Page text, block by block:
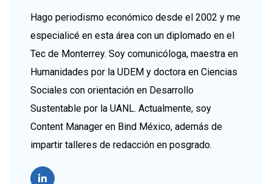
Hago periodismo económico desde el 2002 y me
especialicé en esta área con un diplomado en el
Tec de Monterrey. Soy comunicóloga, maestra en
Humanidades por la UDEM y doctora en Ciencias
Sociales con orientación en Desarrollo
Sustentable por la UANL. Actualmente, soy
Content Manager en Bind México, además de
impartir talleres de redacción en posgrado.